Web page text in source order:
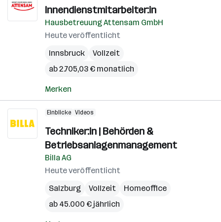
Innendienstmitarbeiter:in
Hausbetreuung Attensam GmbH
Heute veröffentlicht
Innsbruck
Vollzeit
ab 2.705,03 € monatlich
Merken
Einblicke Videos
Techniker:in | Behörden &
Betriebsanlagenmanagement
Billa AG
Heute veröffentlicht
Salzburg
Vollzeit
Homeoffice
ab 45.000 € jährlich